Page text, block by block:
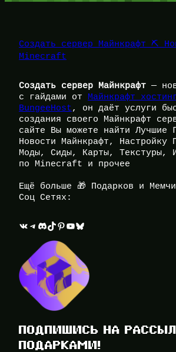
Создать сервер Майнкрафт ⛏️
Minecraft
Создать сервер Майнкрафт —
с гайдами от
Майнкрафт
BungeeHost, он даёт услуги
создания своего Майнкрафт
сайте Вы можете найти Лучшие
Новости Майнкрафт, Настройку
Моды, Сиды, Карты, Текстуры,
по Minecraft и прочее
Ещё больше 🎁 Подарков и
Соц Сетях:
ВКонтакте Telegram Discord TikTok Pinterest YouTube Bluesky
ПОДПИШИСЬ НА
ПОДАРКАМИ!